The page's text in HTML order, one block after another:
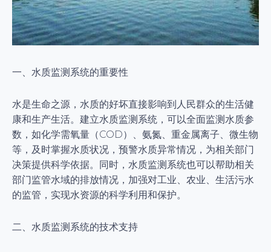
一、水质监测系统的重要性
水是生命之源，水质的好坏直接影响到人民群众的生活健
康和生产生活。建立水质监测系统，可以全面监测水质参
数，如化学需氧量（COD）、氨氮、重金属离子、微生物
等，及时掌握水质状况，预警水质异常情况，为相关部门
决策提供科学依据。同时，水质监测系统也可以帮助相关
部门监管水域的排放情况，加强对工业、农业、生活污水
的监管，实现水资源的科学利用和保护。
二、水质监测系统的技术支持